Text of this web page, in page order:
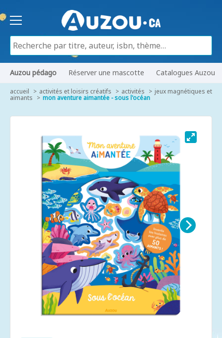
Auzou pédago Réserver une mascotte Catalogues Auzou
accueil activités et loisirs créatifs activités jeux magnétiques et
aimants mon aventure aimantée - sous l'océan